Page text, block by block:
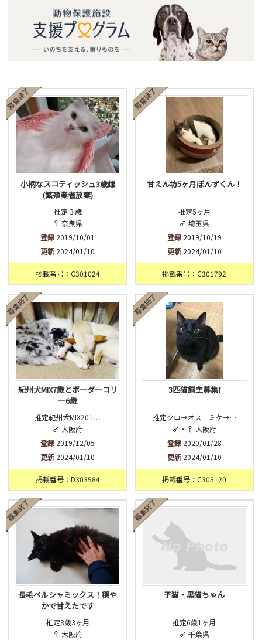
小柄なスコティッシュ3歳雌
(繁殖業者放棄)
推定３歳
♀ 奈良県
登録 2019/10/01
更新 2024/01/10
掲載番号：C301024
甘えん坊5ヶ月ぽんずくん！
推定5ヶ月
♂ 埼玉県
登録2019/10/19
更新2024/01/10
掲載番号：C301792
紀州犬MIX7歳とボーダーコリ
ー6歳
推定紀州犬MIX201…
♂ 大阪府
登録 2019/12/05
更新 2024/01/10
掲載番号：D303584
3匹猫飼主募集❗️
推定クロ→オス ミケ→…
♂・♀ 大阪府
登録2020/01/28
更新2024/01/10
掲載番号：C305120
長毛ペルシャミックス！穏や
かで甘えたです
推定8歳3ヶ月
♀ 大阪府
子猫・黒猫ちゃん
推定6歳1ヶ月
♂ 千葉県